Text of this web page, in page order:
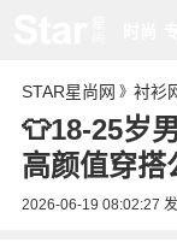
STAR星尚网 》 衬衫
👕18-25岁
高颜值穿搭
2026-06-19 08:02:27